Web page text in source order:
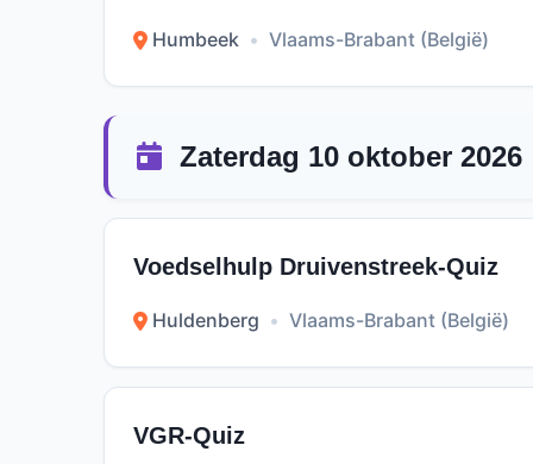
Humbeek • Vlaams-Brabant (België)
Zaterdag 10 oktober 2026
Voedselhulp Druivenstreek-Quiz
Huldenberg • Vlaams-Brabant (België)
VGR-Quiz